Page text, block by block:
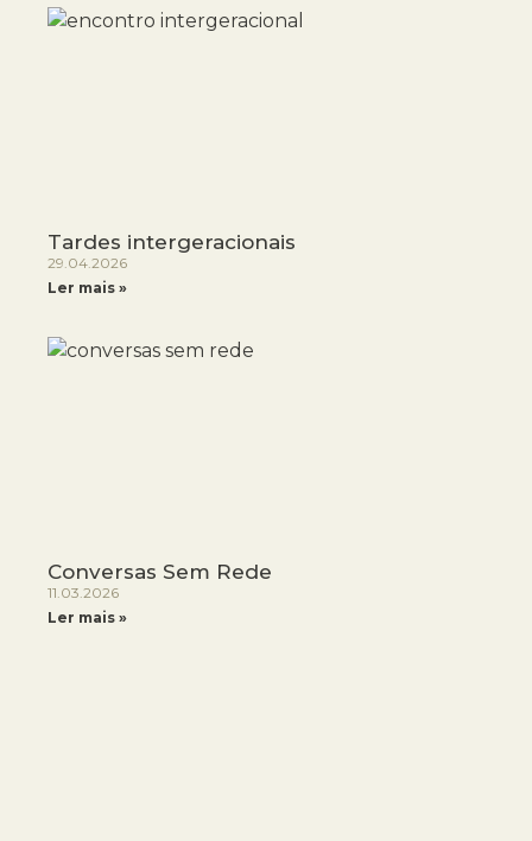
Tardes intergeracionais
29.04.2026
Ler mais »
Conversas Sem Rede
11.03.2026
Ler mais »